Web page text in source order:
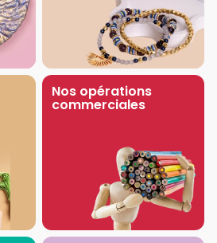
Nos opérations
commerciales